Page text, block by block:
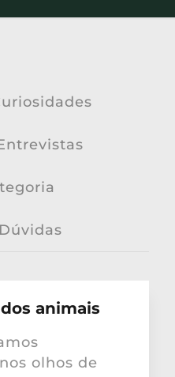
animais
olhos de